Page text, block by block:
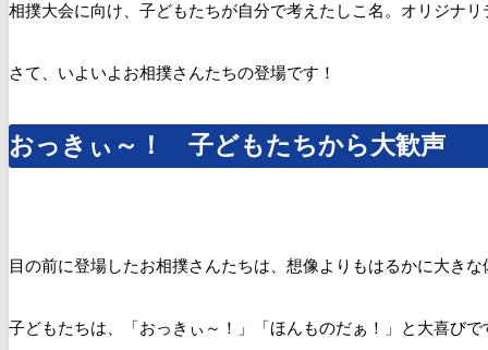
相撲大会に向け、子どもたちが自分で考えたしこ名。オリジナ
さて、いよいよお相撲さんたちの登場です！
おっきぃ～！ 子どもたちから大歓声
目の前に登場したお相撲さんたちは、想像よりもはるかに大き
子どもたちは、「おっきぃ～！」「ほんものだぁ！」と大喜びで